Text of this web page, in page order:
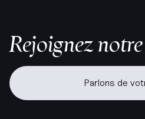
Rejoignez
Parlons de